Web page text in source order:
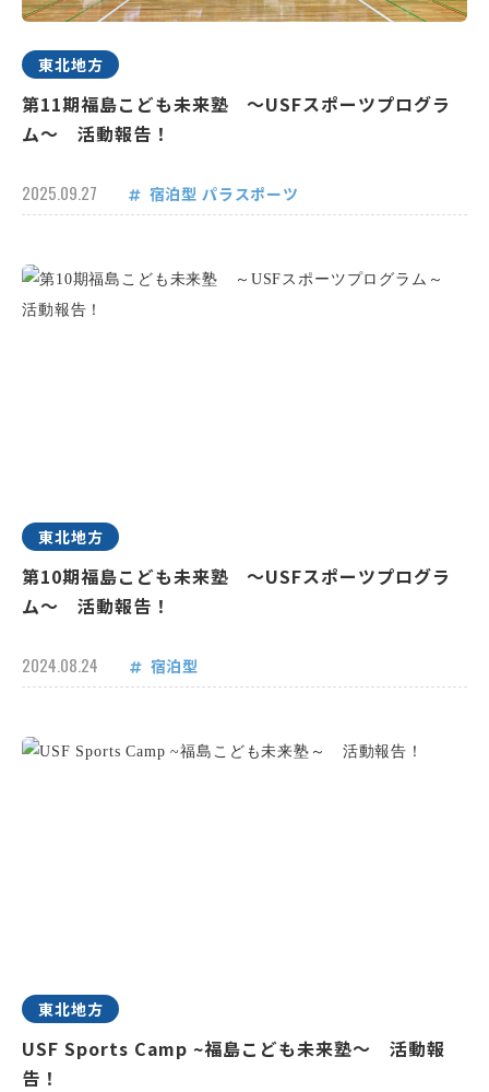
東北地方
第11期福島こども未来塾 ～USFスポーツプログラ
ム～ 活動報告！
2025.09.27 宿泊型 パラスポーツ
東北地方
第10期福島こども未来塾 ～USFスポーツプログラ
ム～ 活動報告！
2024.08.24 宿泊型
東北地方
USF Sports Camp ~福島こども未来塾～ 活動報
告！